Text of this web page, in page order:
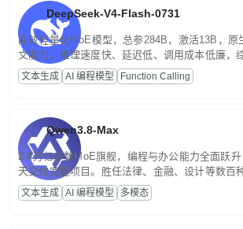
DeepSeek-V4-Flash-0731
高效轻量化MoE模型，总参284B，激活13B，原
文能力。推理速度快、延迟低、调用成本低廉，
高并发、轻量化任务，适合日常对话、内容创作
文案处理等普惠刚需场景。
文本生成 AI 编程模型 Function Calling
Qwen3.8-Max
2.4万亿参数MoE旗舰，编程与办公能力全面跃
天交付完整项目。胜任法律、金融、设计等数百
话端到端交付生产级成果。原生视觉理解贯穿规
程，支持超长文档与长视频的深度语义解析。长
文本生成 AI 编程模型 多模态